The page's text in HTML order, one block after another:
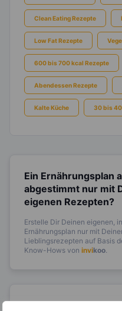
Clean Eating Rezepte
Low Fat Rezepte
600 bis 700 kcal Rezepte
Abendessen Rezepte
Kalte Küche 30 bis 40
Ein Ernährungsplan
abgestimmt nur mit
eigenen Rezepten?
Erstelle Dir Deinen eigenen,
Ernährungsplan nur mit
Lieblingsrezepten auf Basis
Know-Hows von invikoo
14.000 Rezepte,